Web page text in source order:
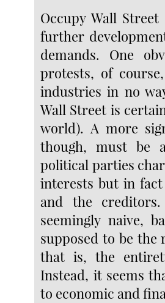
Occupy Wall
further
demands. One
protests, of
industries in no
Wall Street is
world). A more
though, must be
political parties
interests but in
and the
seemingly naive,
supposed to be
that is, the
Instead, it seems
to economic and